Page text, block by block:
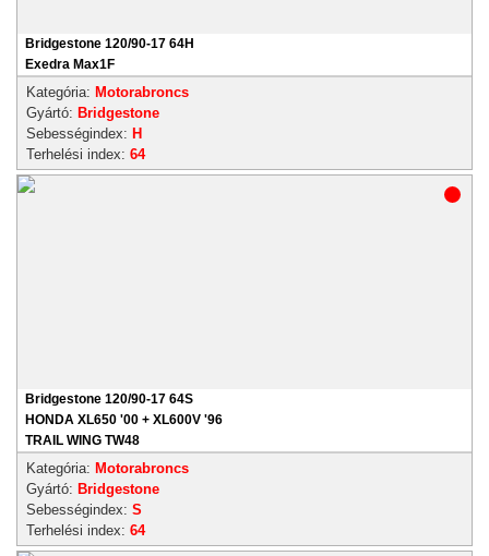
Bridgestone 120/90-17 64H
Exedra Max1F
Kategória: Motorabroncs
Gyártó: Bridgestone
Sebességindex: H
Terhelési index: 64
Bridgestone 120/90-17 64S
HONDA XL650 '00 + XL600V '96
TRAIL WING TW48
Kategória: Motorabroncs
Gyártó: Bridgestone
Sebességindex: S
Terhelési index: 64